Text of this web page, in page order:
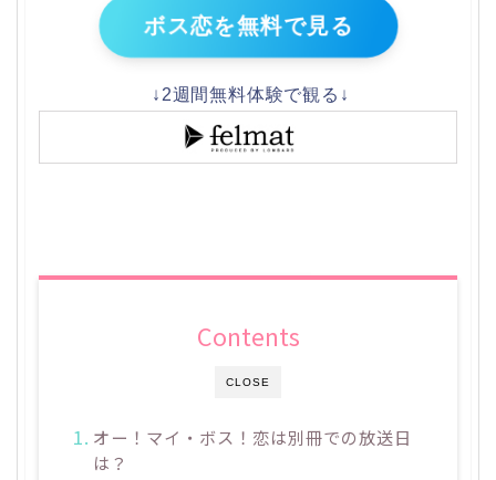
ボス恋を無料で見る
↓2週間無料体験で観る↓
CLOSE
Contents
オー！マイ・ボス！恋は別冊での放送日
は？